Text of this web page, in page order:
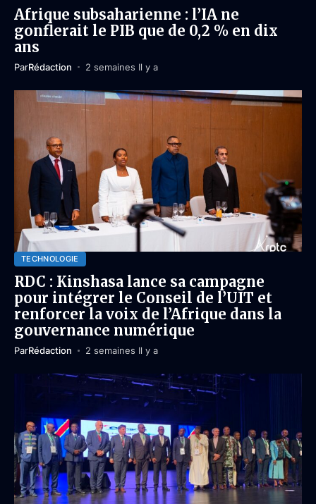
Afrique subsaharienne : l’IA ne
gonflerait le PIB que de 0,2 % en dix
ans
ParRédaction 2 semaines Il y a
TECHNOLOGIE
RDC : Kinshasa lance sa campagne
pour intégrer le Conseil de l’UIT et
renforcer la voix de l’Afrique dans la
gouvernance numérique
ParRédaction 2 semaines Il y a